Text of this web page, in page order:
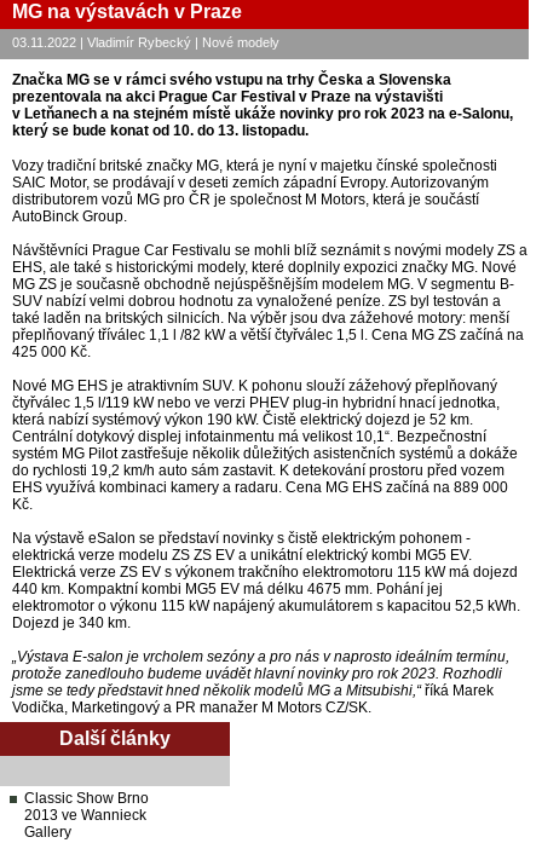
MG na výstavách v Praze
03.11.2022 | Vladimír Rybecký | Nové modely
Značka MG se v rámci svého vstupu na trhy Česka a Slovenska
prezentovala na akci Prague Car Festival v Praze na výstavišti
v Letňanech a na stejném místě ukáže novinky pro rok 2023 na e-Salonu,
který se bude konat od 10. do 13. listopadu.
Vozy tradiční britské značky MG, která je nyní v majetku čínské společnosti
SAIC Motor, se prodávají v deseti zemích západní Evropy. Autorizovaným
distributorem vozů MG pro ČR je společnost M Motors, která je součástí
AutoBinck Group.
Návštěvníci Prague Car Festivalu se mohli blíž seznámit s novými modely ZS a
EHS, ale také s historickými modely, které doplnily expozici značky MG. Nové
MG ZS je současně obchodně nejúspěšnějším modelem MG. V segmentu B-
SUV nabízí velmi dobrou hodnotu za vynaložené peníze. ZS byl testován a
také laděn na britských silnicích. Na výběr jsou dva zážehové motory: menší
přeplňovaný tříválec 1,1 l /82 kW a větší čtyřválec 1,5 l. Cena MG ZS začíná na
425 000 Kč.
Nové MG EHS je atraktivním SUV. K pohonu slouží zážehový přeplňovaný
čtyřválec 1,5 l/119 kW nebo ve verzi PHEV plug-in hybridní hnací jednotka,
která nabízí systémový výkon 190 kW. Čistě elektrický dojezd je 52 km.
Centrální dotykový displej infotainmentu má velikost 10,1“. Bezpečnostní
systém MG Pilot zastřešuje několik důležitých asistenčních systémů a dokáže
do rychlosti 19,2 km/h auto sám zastavit. K detekování prostoru před vozem
EHS využívá kombinaci kamery a radaru. Cena MG EHS začíná na 889 000
Kč.
Na výstavě eSalon se představí novinky s čistě elektrickým pohonem -
elektrická verze modelu ZS ZS EV a unikátní elektrický kombi MG5 EV.
Elektrická verze ZS EV s výkonem trakčního elektromotoru 115 kW má dojezd
440 km. Kompaktní kombi MG5 EV má délku 4675 mm. Pohání jej
elektromotor o výkonu 115 kW napájený akumulátorem s kapacitou 52,5 kWh.
Dojezd je 340 km.
„Výstava E-salon je vrcholem sezóny a pro nás v naprosto ideálním termínu,
protože zanedlouho budeme uvádět hlavní novinky pro rok 2023. Rozhodli
jsme se tedy představit hned několik modelů MG a Mitsubishi,“říká Marek
Vodička, Marketingový a PR manažer M Motors CZ/SK.
Další články
Classic Show Brno
2013 ve Wannieck
Gallery